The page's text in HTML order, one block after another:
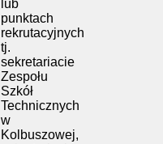
lub
punktach
rekrutacyjnych
tj.
sekretariacie
Zespołu
Szkół
Technicznych
w
Kolbuszowej,